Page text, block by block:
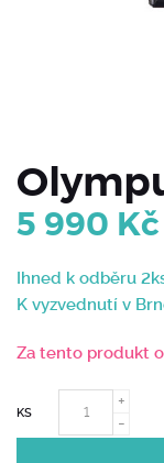
5 990 Kč
Ihned k odběru
K vyzvednutí v
Za tento produkt
KS